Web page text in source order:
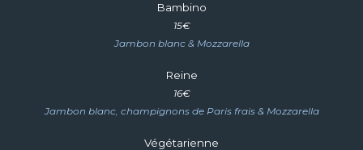
Bambino
15€
Jambon blanc & Mozzarella
Reine
16€
Jambon blanc, champignons de Paris frais & Mozzarella
Végétarienne